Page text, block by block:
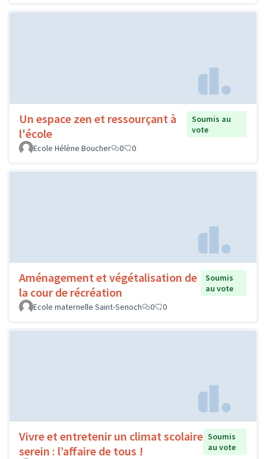
Un espace zen et ressourçant à
l'école
Soumis au
vote
Ecole Hélène Boucher
0 0
Aménagement et végétalisation de
la cour de récréation
Soumis
au vote
Ecole maternelle Saint-Senoch
0 0
Vivre et entretenir un climat scolaire
serein : l’affaire de tous !
Soumis
au vote